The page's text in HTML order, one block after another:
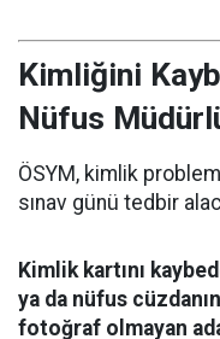
Kimliğini
Nüfus
ÖSYM, kimlik
sınav günü tedbir
Kimlik kartını
ya da nüfus
fotoğraf olmayan